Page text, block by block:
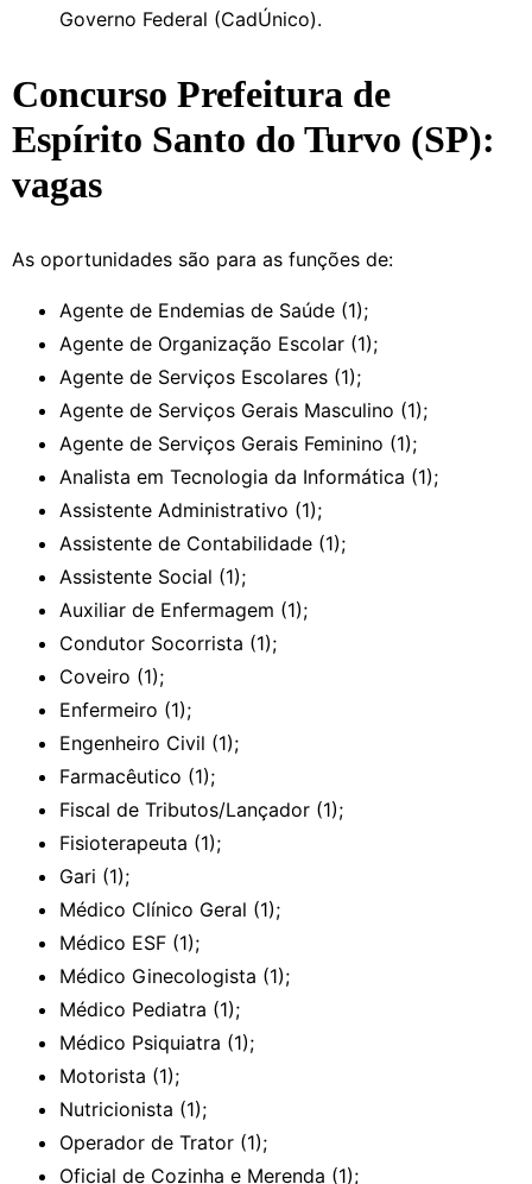
Governo Federal (CadÚnico).
Concurso Prefeitura de
Espírito Santo do Turvo (SP):
vagas
As oportunidades são para as funções de:
Agente de Endemias de Saúde (1);
Agente de Organização Escolar (1);
Agente de Serviços Escolares (1);
Agente de Serviços Gerais Masculino (1);
Agente de Serviços Gerais Feminino (1);
Analista em Tecnologia da Informática (1);
Assistente Administrativo (1);
Assistente de Contabilidade (1);
Assistente Social (1);
Auxiliar de Enfermagem (1);
Condutor Socorrista (1);
Coveiro (1);
Enfermeiro (1);
Engenheiro Civil (1);
Farmacêutico (1);
Fiscal de Tributos/Lançador (1);
Fisioterapeuta (1);
Gari (1);
Médico Clínico Geral (1);
Médico ESF (1);
Médico Ginecologista (1);
Médico Pediatra (1);
Médico Psiquiatra (1);
Motorista (1);
Nutricionista (1);
Operador de Trator (1);
Oficial de Cozinha e Merenda (1);